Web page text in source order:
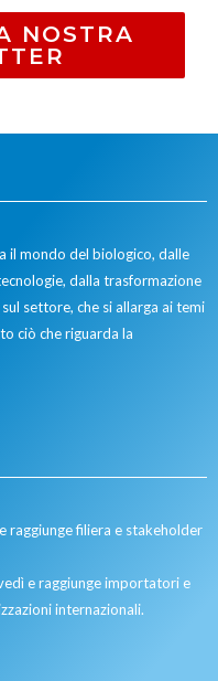
NOSTRA
il mondo del biologico, dalle
dalla trasformazione
settore, che si allarga ai temi
ciò che riguarda la
raggiunge filiera e stakeholder
e raggiunge importatori e
internazionali.